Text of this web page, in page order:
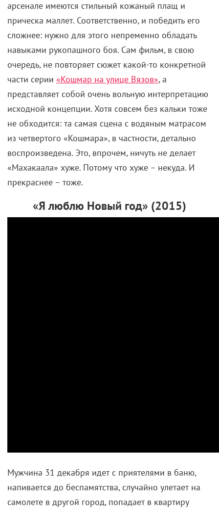
лезвиями и страшной обугленной морды в
арсенале имеются стильный кожаный плащ и
прическа маллет. Соответственно, и победить его
сложнее: нужно для этого непременно обладать
навыками рукопашного боя. Сам фильм, в свою
очередь, не повторяет сюжет какой-то конкретной
части серии«Кошмар на улице Вязов», а
представляет собой очень вольную интерпретацию
исходной концепции. Хотя совсем без кальки тоже
не обходится: та самая сцена с водяным матрасом
из четвертого «Кошмара», в частности, детально
воспроизведена. Это, впрочем, ничуть не делает
«Махакаала» хуже. Потому что хуже – некуда. И
прекраснее – тоже.
«Я люблю Новый год» (2015)
Мужчина 31 декабря идет с приятелями в баню,
напивается до беспамятства, случайно улетает на